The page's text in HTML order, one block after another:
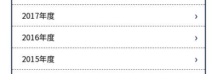
2017年度
2016年度
2015年度